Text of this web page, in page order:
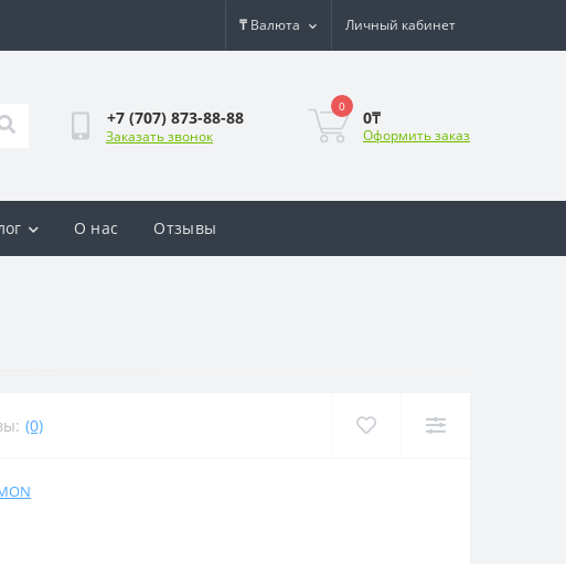
₸ Валюта Личный кабинет
+7 (707) 873-88-88
Заказать звонок
0
0₸
Оформить заказ
О нас Отзывы
(0)